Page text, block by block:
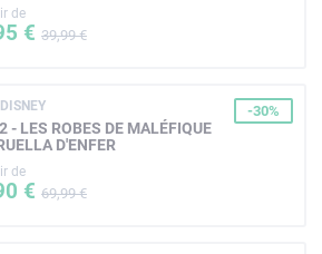
de
€ 39,99 €
- LES ROBES DE MALÉFIQUE
D'ENFER
de
€ 69,99 €
-30%